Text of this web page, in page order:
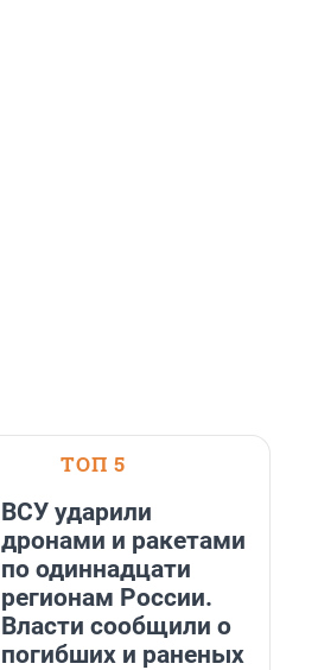
ТОП 5
ВСУ ударили
дронами и ракетами
по одиннадцати
регионам России.
Власти сообщили о
погибших и раненых